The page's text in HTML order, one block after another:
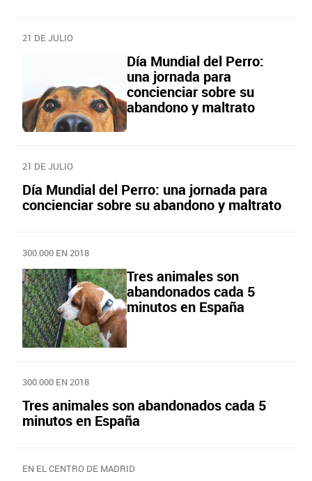
21 DE JULIO
Día Mundial del Perro:
una jornada para
concienciar sobre su
abandono y maltrato
21 DE JULIO
Día Mundial del Perro: una jornada para
concienciar sobre su abandono y maltrato
300.000 EN 2018
Tres animales son
abandonados cada 5
minutos en España
300.000 EN 2018
Tres animales son abandonados cada 5
minutos en España
EN EL CENTRO DE MADRID